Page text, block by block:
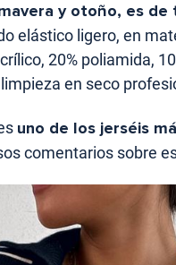
y otoño, es de
elástico ligero, en
20% poliamida,
en seco
uno de los jerséis
comentarios sobre